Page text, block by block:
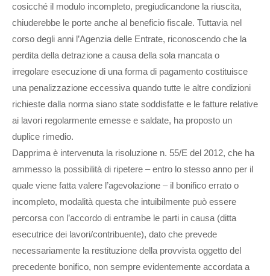
cosicché il modulo incompleto, pregiudicandone la riuscita,
chiuderebbe le porte anche al beneficio fiscale. Tuttavia nel
corso degli anni l’Agenzia delle Entrate, riconoscendo che la
perdita della detrazione a causa della sola mancata o
irregolare esecuzione di una forma di pagamento costituisce
una penalizzazione eccessiva quando tutte le altre condizioni
richieste dalla norma siano state soddisfatte e le fatture relative
ai lavori regolarmente emesse e saldate, ha proposto un
duplice rimedio.
Dapprima è intervenuta la risoluzione n. 55/E del 2012, che ha
ammesso la possibilità di ripetere – entro lo stesso anno per il
quale viene fatta valere l’agevolazione – il bonifico errato o
incompleto, modalità questa che intuibilmente può essere
percorsa con l’accordo di entrambe le parti in causa (ditta
esecutrice dei lavori/contribuente), dato che prevede
necessariamente la restituzione della provvista oggetto del
precedente bonifico, non sempre evidentemente accordata a